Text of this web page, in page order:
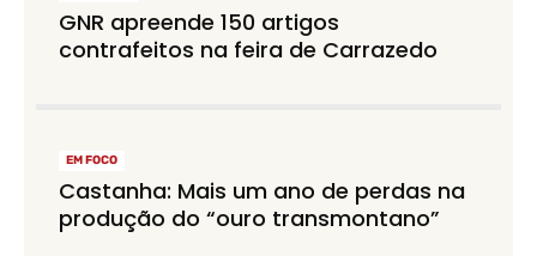
GNR apreende 150 artigos
contrafeitos na feira de Carrazedo
EM FOCO
Castanha: Mais um ano de perdas na
produção do “ouro transmontano”